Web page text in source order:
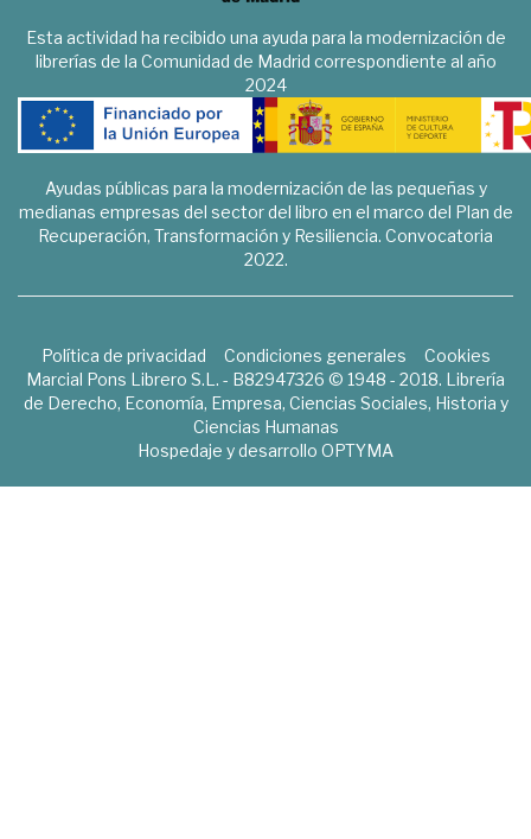
Esta actividad ha recibido una ayuda para la modernización de
librerías de la Comunidad de Madrid correspondiente al año
2024
Ayudas públicas para la modernización de las pequeñas y
medianas empresas del sector del libro en el marco del Plan de
Recuperación, Transformación y Resiliencia. Convocatoria
2022.
Política de privacidad Condiciones generales
Cookies
Marcial Pons Librero S.L. - B82947326 © 1948 - 2018. Librería
de Derecho, Economía, Empresa, Ciencias Sociales, Historia y
Ciencias Humanas
Hospedaje y desarrollo OPTYMA